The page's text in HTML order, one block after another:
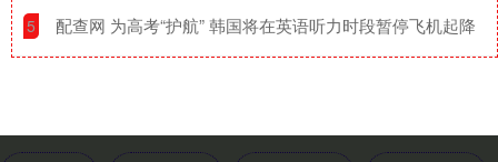
5 ​配查网 为高考“护航” 韩国将在英语听力时段暂停飞机起降